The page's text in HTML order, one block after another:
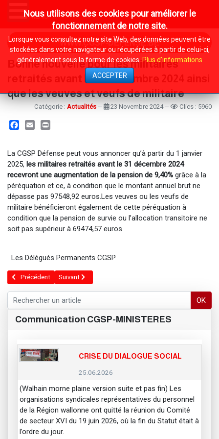
MENU
WWW.CGSP-DEFENSE.BE
Bonne nouvelle pour les militaires
retraités avant le 31 décembre 2024 ainsi
que les veuves et veufs de militaire
Catégorie : Actualités 23 Novembre 2024 Clics : 5960
La CGSP Défense peut vous annoncer qu’à partir du 1 janvier
2025, les militaires retraités avant le 31 décembre 2024
recevront une augmentation de la pension de 9,40% grâce à la
péréquation et ce, à condition que le montant annuel brut ne
dépasse pas 97548,92 euros.Les veuves ou les veufs de
militaire bénéficieront également de cette péréquation à
condition que la pension de survie ou l’allocation transitoire ne
soit pas supérieur à 69474,57 euros.
Les Délégués Permanents CGSP
Article précédent : Chèques repas EDENRED
Précédent Article suivant : Réforme des pensions pour inaptitude
Suivant
OK
Communication CGSP-MINISTERES
CRISE DU DIALOGUE SOCIAL
25.06.2026
(Walhain morne plaine version suite et pas fin) Les
organisations syndicales représentatives du personnel
de la Région wallonne ont quitté la réunion du Comité
de secteur XVI du 19 juin 2026, où la fin du Statut était à
l’ordre du jour.
Nous utilisons des cookies pour améliorer le
fonctionnement de notre site.
Lorsque vous consultez notre site Web, des données peuvent être
stockées dans votre navigateur ou récupérées à partir de celui-ci,
généralement sous la forme de cookies. Plus d'informations
ACCEPTER